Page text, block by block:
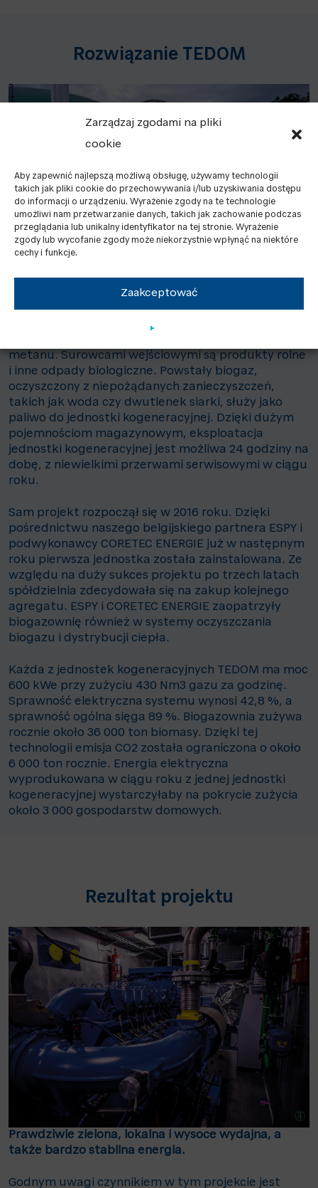
Zarządzaj zgodami na pliki
cookie
Aby zapewnić najlepszą możliwą obsługę, używamy technologii
takich jak pliki cookie do przechowywania i/lub uzyskiwania dostępu
do informacji o urządzeniu. Wyrażenie zgody na te technologie
umożliwi nam przetwarzanie danych, takich jak zachowanie podczas
przeglądania lub unikalny identyfikator na tej stronie. Wyrażenie
zgody lub wycofanie zgody może niekorzystnie wpłynąć na niektóre
cechy i funkcje.
Zaakceptować
Rozwiązanie TEDOM
W biogazowni biomasa jest mieszana w
fermentorach, w sposób kontrolowany
podgrzewana a następnie rozkładana. W wyniku
metanu. Surowcami wejściowymi są produkty rolne
i inne odpady biologiczne. Powstały biogaz,
oczyszczony z niepożądanych zanieczyszczeń,
takich jak woda czy dwutlenek siarki, służy jako
paliwo do jednostki kogeneracyjnej. Dzięki dużym
pojemnościom magazynowym, eksploatacja
jednostki kogeneracyjnej jest możliwa 24 godziny na
dobę, z niewielkimi przerwami serwisowymi w ciągu
roku.
Sam projekt rozpoczął się w 2016 roku. Dzięki
pośrednictwu naszego belgijskiego partnera ESPY i
podwykonawcy CORETEC ENERGIE już w następnym
roku pierwsza jednostka została zainstalowana. Ze
względu na duży sukces projektu po trzech latach
spółdzielnia zdecydowała się na zakup kolejnego
agregatu. ESPY i CORETEC ENERGIE zaopatrzyły
biogazownię również w systemy oczyszczania
biogazu i dystrybucji ciepła.
Każda z jednostek kogeneracyjnych TEDOM ma moc
600 kWe przy zużyciu 430 Nm3 gazu za godzinę.
Sprawność elektryczna systemu wynosi 42,8 %, a
sprawność ogólna sięga 89 %. Biogazownia zużywa
rocznie około 36 000 ton biomasy. Dzięki tej
technologii emisja CO2 została ograniczona o około
6 000 ton rocznie. Energia elektryczna
wyprodukowana w ciągu roku z jednej jednostki
kogeneracyjnej wystarczyłaby na pokrycie zużycia
około 3 000 gospodarstw domowych.
Rezultat projektu
Prawdziwie zielona, lokalna i wysoce wydajna, a
także bardzo stabilna energia.
Godnym uwagi czynnikiem w tym projekcie jest